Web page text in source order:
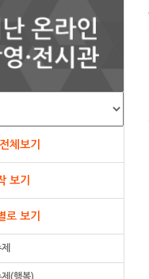
체보기
보기
로 보기
(행복)